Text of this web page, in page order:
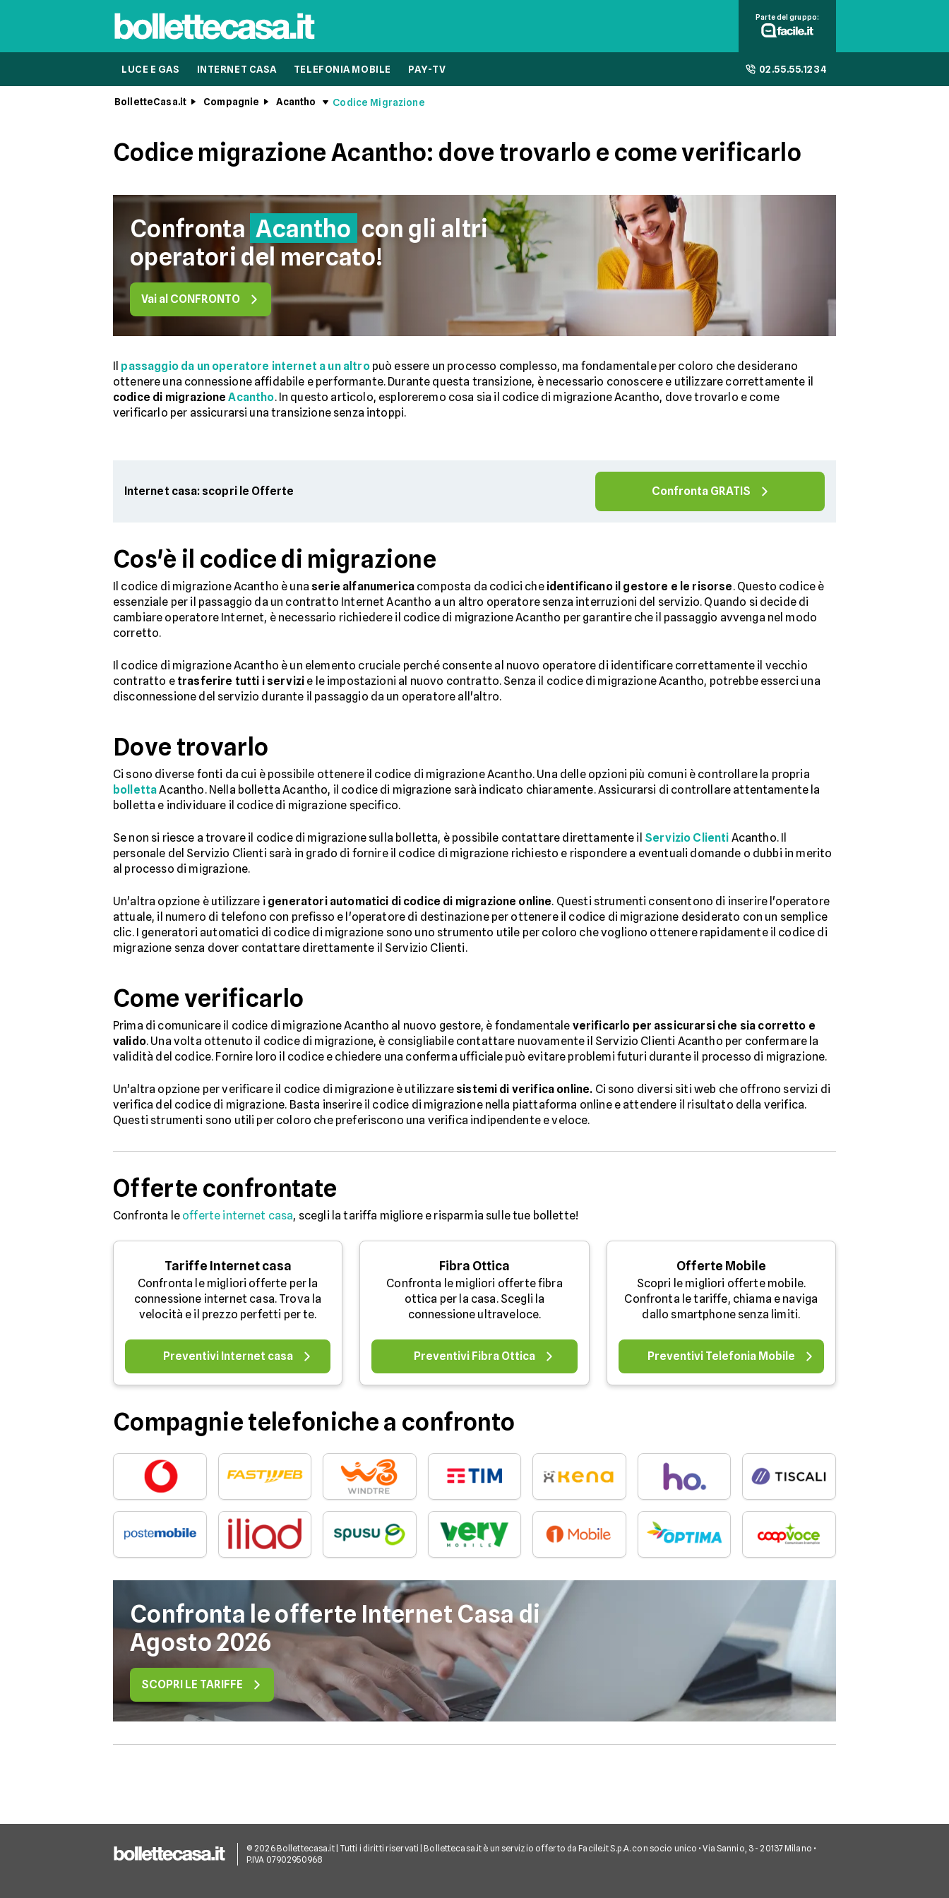
LUCE E GAS INTERNET CASA TELEFONIA MOBILE PAY-TV 02.55.55.1234
Parte del gruppo:
BolletteCasa.it Compagnie Acantho Codice Migrazione
Codice migrazione Acantho: dove trovarlo e come verificarlo
Confronta Acantho con gli altri
operatori del mercato!
Vai al CONFRONTO
Il passaggio da un operatore internet a un altropuò essere un processo complesso, ma fondamentale per coloro che desiderano
ottenere una connessione affidabile e performante. Durante questa transizione, è necessario conoscere e utilizzare correttamente il
codice di migrazione Acantho. In questo articolo, esploreremo cosa sia il codice di migrazione Acantho, dove trovarlo e come
verificarlo per assicurarsi una transizione senza intoppi.
Internet casa: scopri le Offerte Confronta GRATIS
Cos'è il codice di migrazione
Il codice di migrazione Acantho è una serie alfanumericacomposta da codici che identificano il gestore e le risorse. Questo codice è
essenziale per il passaggio da un contratto Internet Acantho a un altro operatore senza interruzioni del servizio. Quando si decide di
cambiare operatore Internet, è necessario richiedere il codice di migrazione Acantho per garantire che il passaggio avvenga nel modo
corretto.
Il codice di migrazione Acantho è un elemento cruciale perché consente al nuovo operatore di identificare correttamente il vecchio
contratto e trasferire tutti i servizi e le impostazioni al nuovo contratto. Senza il codice di migrazione Acantho, potrebbe esserci una
disconnessione del servizio durante il passaggio da un operatore all'altro.
Dove trovarlo
Ci sono diverse fonti da cui è possibile ottenere il codice di migrazione Acantho. Una delle opzioni più comuni è controllare la propria
bollettaAcantho. Nella bolletta Acantho, il codice di migrazione sarà indicato chiaramente. Assicurarsi di controllare attentamente la
bolletta e individuare il codice di migrazione specifico.
Se non si riesce a trovare il codice di migrazione sulla bolletta, è possibile contattare direttamente il Servizio Clienti Acantho. Il
personale del Servizio Clienti sarà in grado di fornire il codice di migrazione richiesto e rispondere a eventuali domande o dubbi in merito
al processo di migrazione.
Un'altra opzione è utilizzare i generatori automatici di codice di migrazione online. Questi strumenti consentono di inserire l'operatore
attuale, il numero di telefono con prefisso e l'operatore di destinazione per ottenere il codice di migrazione desiderato con un semplice
clic. I generatori automatici di codice di migrazione sono uno strumento utile per coloro che vogliono ottenere rapidamente il codice di
migrazione senza dover contattare direttamente il Servizio Clienti.
Come verificarlo
Prima di comunicare il codice di migrazione Acantho al nuovo gestore, è fondamentale verificarlo per assicurarsi che sia corretto e
valido. Una volta ottenuto il codice di migrazione, è consigliabile contattare nuovamente il Servizio Clienti Acantho per confermare la
validità del codice. Fornire loro il codice e chiedere una conferma ufficiale può evitare problemi futuri durante il processo di migrazione.
Un'altra opzione per verificare il codice di migrazione è utilizzare sistemi di verifica online. Ci sono diversi siti web che offrono servizi di
verifica del codice di migrazione. Basta inserire il codice di migrazione nella piattaforma online e attendere il risultato della verifica.
Questi strumenti sono utili per coloro che preferiscono una verifica indipendente e veloce.
Offerte confrontate
Confronta le offerte internet casa, scegli la tariffa migliore e risparmia sulle tue bollette!
Tariffe Internet casa
Confronta le migliori offerte per la
connessione internet casa. Trova la
velocità e il prezzo perfetti per te.
Preventivi Internet casa
Fibra Ottica
Confronta le migliori offerte fibra
ottica per la casa. Scegli la
connessione ultraveloce.
Preventivi Fibra Ottica
Offerte Mobile
Scopri le migliori offerte mobile.
Confronta le tariffe, chiama e naviga
dallo smartphone senza limiti.
Preventivi Telefonia Mobile
Compagnie telefoniche a confronto
Confronta le offerte Internet Casa di
Agosto 2026
SCOPRI LE TARIFFE
© 2026 Bollettecasa.it | Tutti i diritti riservati | Bollettecasa.it è un servizio offerto da Facile.it S.p.A. con socio unico • Via Sannio, 3 - 20137 Milano •
P.IVA 07902950968